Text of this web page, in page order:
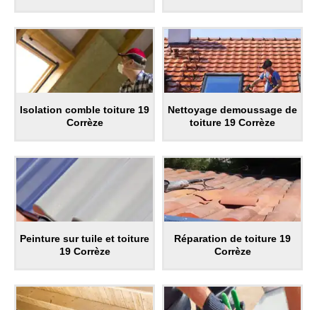
Isolation comble toiture 19
Corrèze
Nettoyage demoussage de
toiture 19 Corrèze
Peinture sur tuile et toiture
19 Corrèze
Réparation de toiture 19
Corrèze